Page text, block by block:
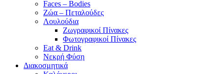
Faces – Bodies
Ζώα – Πεταλούδες
Λουλούδια
Ζωγραφικοί Πίνακες
Φωτογραφικοί Πίνακες
Eat & Drink
Νεκρή Φύση
Διακοσμητικά